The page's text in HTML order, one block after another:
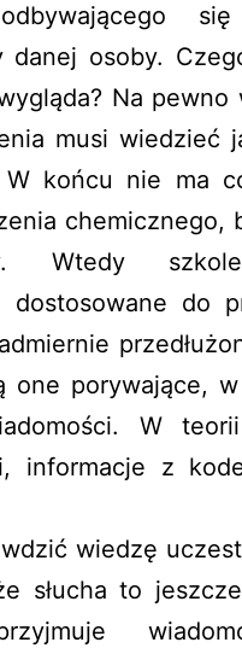
odbywającego
danej osoby.
Na pewno
musi wiedzieć
W końcu nie ma
chemicznego,
Wtedy
dostosowane do
one porywające,
W
informacje z
wiedzę
słucha to